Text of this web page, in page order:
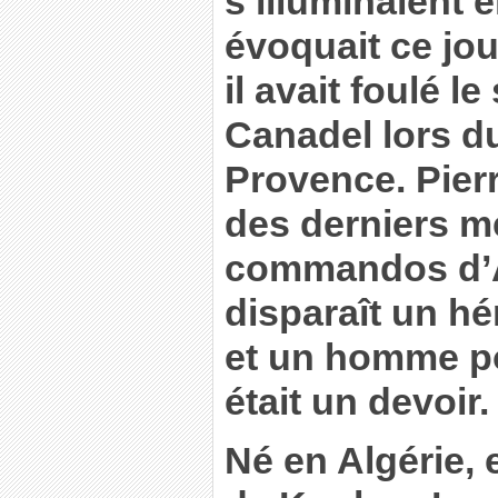
évoquait ce
il avait foulé le
Canadel lors
Provence.
des derniers
commandos
disparaît un
et un homme
était un devoir.
Né en Algérie,